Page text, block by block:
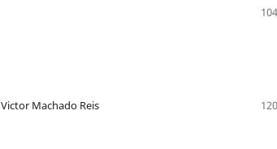
Machado Reis